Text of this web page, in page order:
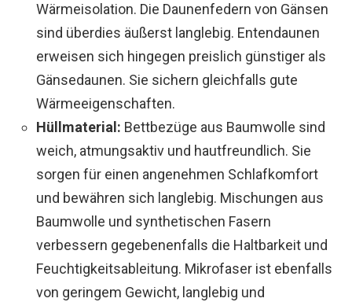
Wärmeisolation. Die Daunenfedern von Gänsen
sind überdies äußerst langlebig. Entendaunen
erweisen sich hingegen preislich günstiger als
Gänsedaunen. Sie sichern gleichfalls gute
Wärmeeigenschaften.
Hüllmaterial: Bettbezüge aus Baumwolle sind
weich, atmungsaktiv und hautfreundlich. Sie
sorgen für einen angenehmen Schlafkomfort
und bewähren sich langlebig. Mischungen aus
Baumwolle und synthetischen Fasern
verbessern gegebenenfalls die Haltbarkeit und
Feuchtigkeitsableitung. Mikrofaser ist ebenfalls
von geringem Gewicht, langlebig und